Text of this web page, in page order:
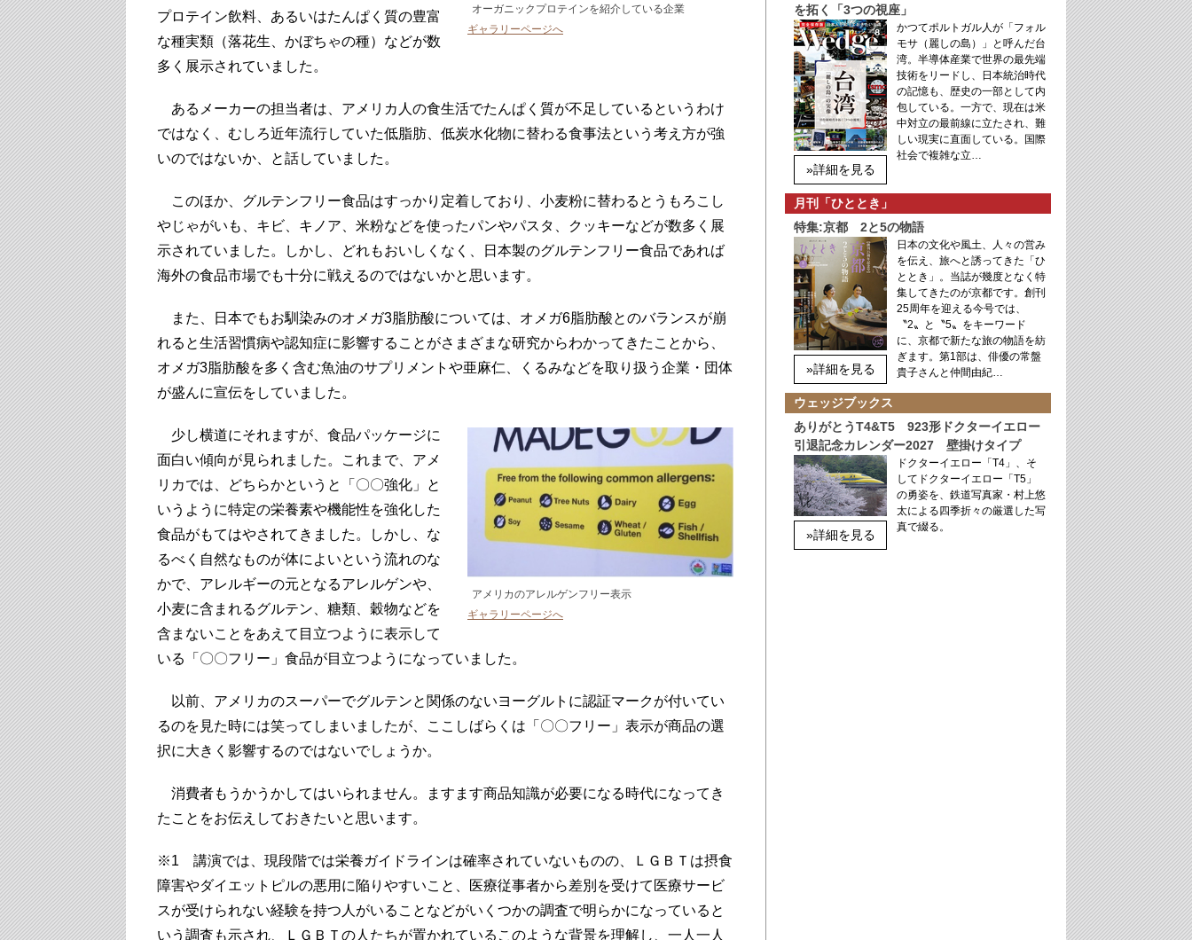
オーガニックプロテインを紹介している企業
ギャラリーページへ
プロテイン飲料、あるいはたんぱく質の豊富
な種実類（落花生、かぼちゃの種）などが数
多く展示されていました。
あるメーカーの担当者は、アメリカ人の食生活でたんぱく質が不足しているというわけ
ではなく、むしろ近年流行していた低脂肪、低炭水化物に替わる食事法という考え方が強
いのではないか、と話していました。
このほか、グルテンフリー食品はすっかり定着しており、小麦粉に替わるとうもろこし
やじゃがいも、キビ、キノア、米粉などを使ったパンやパスタ、クッキーなどが数多く展
示されていました。しかし、どれもおいしくなく、日本製のグルテンフリー食品であれば
海外の食品市場でも十分に戦えるのではないかと思います。
また、日本でもお馴染みのオメガ3脂肪酸については、オメガ6脂肪酸とのバランスが崩
れると生活習慣病や認知症に影響することがさまざまな研究からわかってきたことから、
オメガ3脂肪酸を多く含む魚油のサプリメントや亜麻仁、くるみなどを取り扱う企業・団体
が盛んに宣伝をしていました。
アメリカのアレルゲンフリー表示
ギャラリーページへ
少し横道にそれますが、食品パッケージに
面白い傾向が見られました。これまで、アメ
リカでは、どちらかというと「〇〇強化」と
いうように特定の栄養素や機能性を強化した
食品がもてはやされてきました。しかし、な
るべく自然なものが体によいという流れのな
かで、アレルギーの元となるアレルゲンや、
小麦に含まれるグルテン、糖類、穀物などを
含まないことをあえて目立つように表示して
いる「〇〇フリー」食品が目立つようになっていました。
以前、アメリカのスーパーでグルテンと関係のないヨーグルトに認証マークが付いてい
るのを見た時には笑ってしまいましたが、ここしばらくは「〇〇フリー」表示が商品の選
択に大きく影響するのではないでしょうか。
消費者もうかうかしてはいられません。ますます商品知識が必要になる時代になってき
たことをお伝えしておきたいと思います。
※1 講演では、現段階では栄養ガイドラインは確率されていないものの、ＬＧＢＴは摂食
障害やダイエットピルの悪用に陥りやすいこと、医療従事者から差別を受けて医療サービ
スが受けられない経験を持つ人がいることなどがいくつかの調査で明らかになっていると
いう調査も示され、ＬＧＢＴの人たちが置かれているこのような背景を理解し、一人一人
を拓く「3つの視座」
»詳細を見る
かつてポルトガル人が「フォル
モサ（麗しの島）」と呼んだ台
湾。半導体産業で世界の最先端
技術をリードし、日本統治時代
の記憶も、歴史の一部として内
包している。一方で、現在は米
中対立の最前線に立たされ、難
しい現実に直面している。国際
社会で複雑な立…
月刊「ひととき」
特集:京都 2と5の物語
»詳細を見る
日本の文化や風土、人々の営み
を伝え、旅へと誘ってきた「ひ
ととき」。当誌が幾度となく特
集してきたのが京都です。創刊
25周年を迎える今号では、
〝2〟と〝5〟をキーワード
に、京都で新たな旅の物語を紡
ぎます。第1部は、俳優の常盤
貴子さんと仲間由紀…
ウェッジブックス
ありがとうT4&T5 923形ドクターイエロー
引退記念カレンダー2027 壁掛けタイプ
»詳細を見る
ドクターイエロー「T4」、そ
してドクターイエロー「T5」
の勇姿を、鉄道写真家・村上悠
太による四季折々の厳選した写
真で綴る。